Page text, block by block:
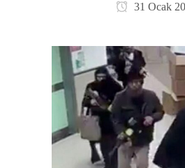
31 Ocak